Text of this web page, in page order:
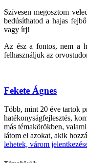
Szívesen megosztom
bedúsíthatod a hajas
vagy írj!
Az ész a fontos, nem a
felhasználjuk az
Fekete Ágnes
Több, mint 20 éve tartok
hatékonyságfejlesztés,
más témakörökben,
látom el azokat, akik
lehetek, várom